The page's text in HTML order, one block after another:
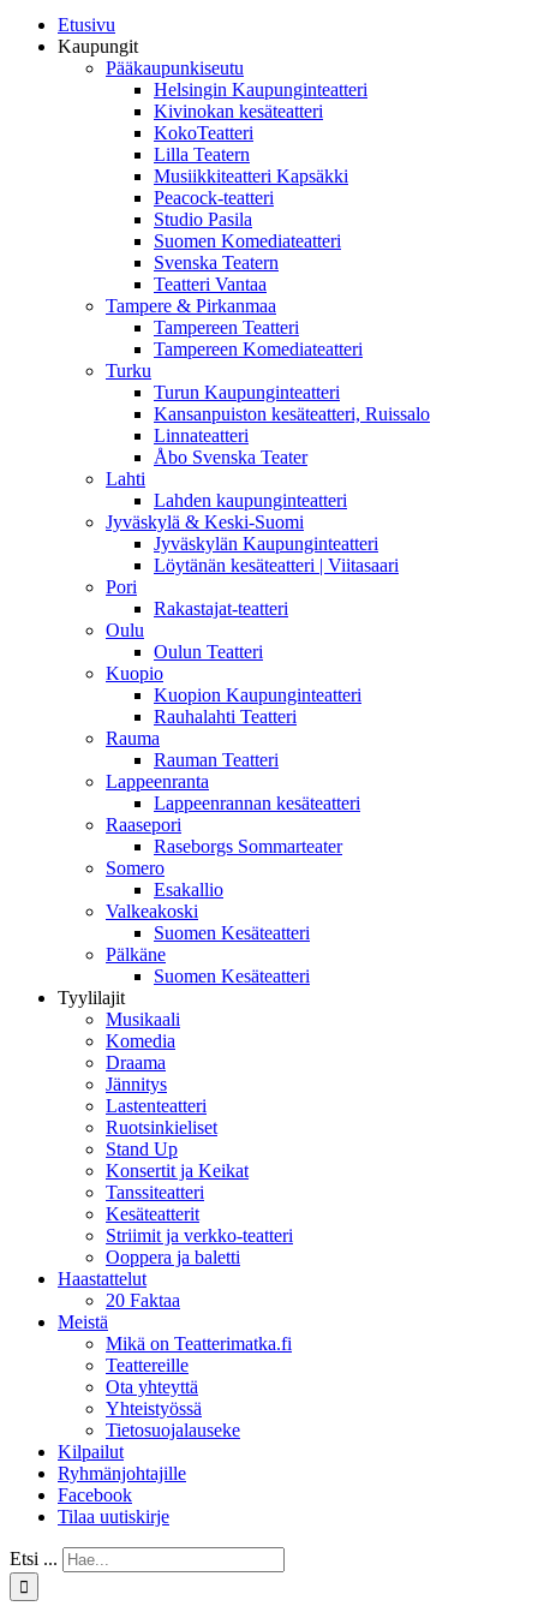
Etusivu
Kaupungit
Pääkaupunkiseutu
Helsingin Kaupunginteatteri
Kivinokan kesäteatteri
KokoTeatteri
Lilla Teatern
Musiikkiteatteri Kapsäkki
Peacock-teatteri
Studio Pasila
Suomen Komediateatteri
Svenska Teatern
Teatteri Vantaa
Tampere & Pirkanmaa
Tampereen Teatteri
Tampereen Komediateatteri
Turku
Turun Kaupunginteatteri
Kansanpuiston kesäteatteri, Ruissalo
Linnateatteri
Åbo Svenska Teater
Lahti
Lahden kaupunginteatteri
Jyväskylä & Keski-Suomi
Jyväskylän Kaupunginteatteri
Löytänän kesäteatteri | Viitasaari
Pori
Rakastajat-teatteri
Oulu
Oulun Teatteri
Kuopio
Kuopion Kaupunginteatteri
Rauhalahti Teatteri
Rauma
Rauman Teatteri
Lappeenranta
Lappeenrannan kesäteatteri
Raasepori
Raseborgs Sommarteater
Somero
Esakallio
Valkeakoski
Suomen Kesäteatteri
Pälkäne
Suomen Kesäteatteri
Tyylilajit
Musikaali
Komedia
Draama
Jännitys
Lastenteatteri
Ruotsinkieliset
Stand Up
Konsertit ja Keikat
Tanssiteatteri
Kesäteatterit
Striimit ja verkko-teatteri
Ooppera ja baletti
Haastattelut
20 Faktaa
Meistä
Mikä on Teatterimatka.fi
Teattereille
Ota yhteyttä
Yhteistyössä
Tietosuojalauseke
Kilpailut
Ryhmänjohtajille
Facebook
Tilaa uutiskirje
Etsi ...